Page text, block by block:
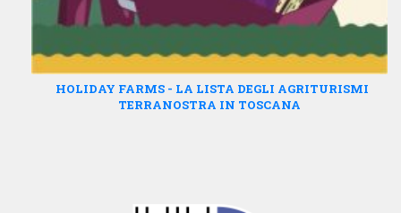
HOLIDAY FARMS - LA LISTA DEGLI AGRITURISMI
TERRANOSTRA IN TOSCANA